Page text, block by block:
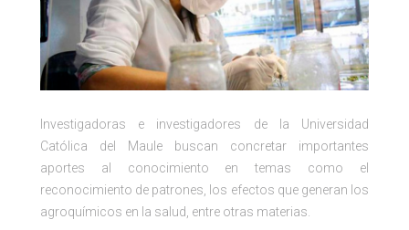
Investigadoras e investigadores de la Universidad
Católica del Maule buscan concretar importantes
aportes al conocimiento en temas como el
reconocimiento de patrones, los efectos que generan los
agroquímicos en la salud, entre otras materias.